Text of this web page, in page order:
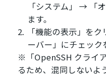
「システム」 → 「
ます。
「機能の表示」を
ーバー」にチェック
※「OpenSSH クライ
るため、混同しないよ